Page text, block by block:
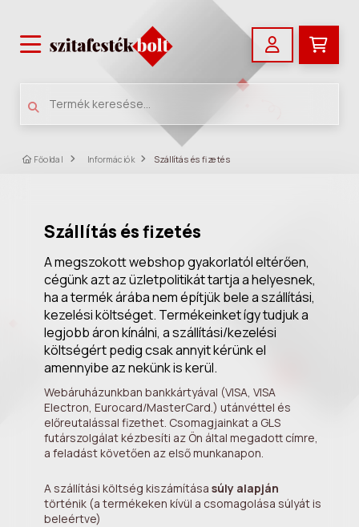
Főoldal Információk Szállítás és fizetés
Szállítás és fizetés
A megszokott webshop gyakorlatól eltérően,
cégünk azt az üzletpolitikát tartja a helyesnek,
ha a termék árába nem építjük bele a szállítási,
kezelési költséget. Termékeinket így tudjuk a
legjobb áron kínálni, a szállítási/kezelési
költségért pedig csak annyit kérünk el
amennyibe az nekünk is kerül.
Webáruházunkban bankkártyával (VISA, VISA
Electron, Eurocard/MasterCard.) utánvéttel és
előreutalással fizethet. Csomagjainkat a GLS
futárszolgálat kézbesíti az Ön által megadott címre,
a feladást követően az első munkanapon.
A szállítási költség kiszámítása súly alapján
történik (a termékeken kívül a csomagolása súlyát is
beleértve)